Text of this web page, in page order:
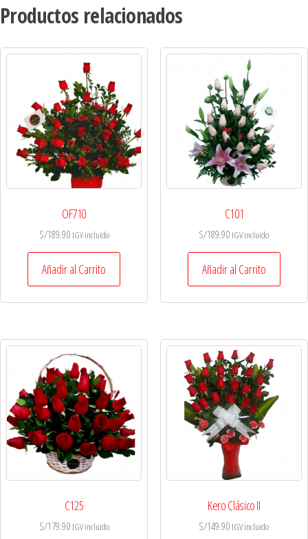
Productos relacionados
OF710
S/189.90 IGV incluido
Añadir al Carrito
C101
S/189.90 IGV incluido
Añadir al Carrito
C125
S/179.90 IGV incluido
Kero Clásico II
S/149.90 IGV incluido